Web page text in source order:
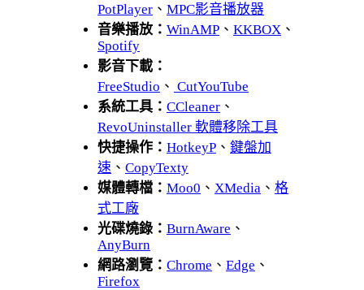
PotPlayer 、 MPC影音播放器
音樂播放： WinAMP 、 KKBOX 、
Spotify
影音下載：
FreeStudio 、 CutYouTube
系統工具： CCleaner 、
RevoUninstaller 軟體移除工具
快捷操作： HotkeyP 、 鍵盤加
速 、 CopyTexty
媒體轉檔： Moo0 、 XMedia 、 格
式工廠
光碟燒錄： BurnAware 、
AnyBurn
網路瀏覽： Chrome 、 Edge 、
Firefox